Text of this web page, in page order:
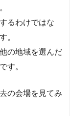
るわけではな
。
の地域を選んだ
す。
の会場を見てみ